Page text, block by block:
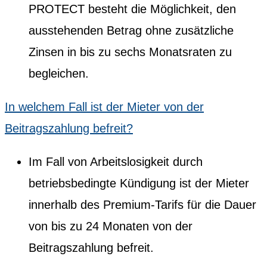
PROTECT besteht die Möglichkeit, den
ausstehenden Betrag ohne zusätzliche
Zinsen in bis zu sechs Monatsraten zu
begleichen.
In welchem Fall ist der Mieter von der
Beitragszahlung befreit?
Im Fall von Arbeitslosigkeit durch
betriebsbedingte Kündigung ist der Mieter
innerhalb des Premium-Tarifs für die Dauer
von bis zu 24 Monaten von der
Beitragszahlung befreit.